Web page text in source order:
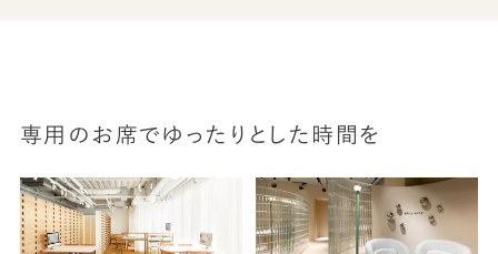
専用のお席でゆったりとした時間を